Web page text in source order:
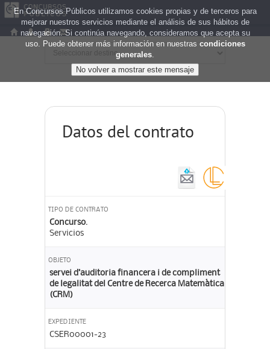
Datos del contrato
TIPO DE CONTRATO
Concurso.
Servicios
OBJETO
servei d’auditoria financera i de compliment
de legalitat del Centre de Recerca Matemàtica
(CRM)
EXPEDIENTE
CSER00001-23
En Concursos Públicos utilizamos cookies propias y de terceros para
mejorar nuestros servicios mediante el análisis de sus hábitos de
navegación. Si continúa navegando, consideramos que acepta su
uso. Puede obtener más información en nuestras condiciones
generales.